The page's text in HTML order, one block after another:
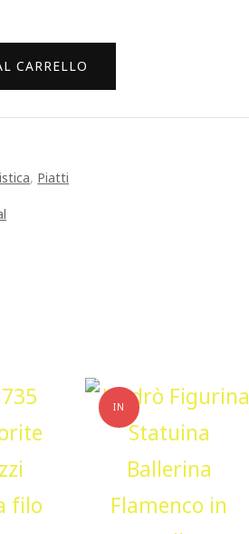
€.
è:
252,00 €.
CARRELLO
, Piatti
IN
OFFERTA!